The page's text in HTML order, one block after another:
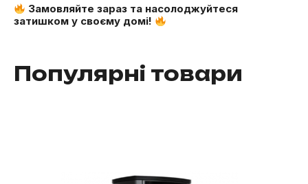
Замовляйте зараз та насолоджуйтеся
затишком у своєму домі!
Популярні товари